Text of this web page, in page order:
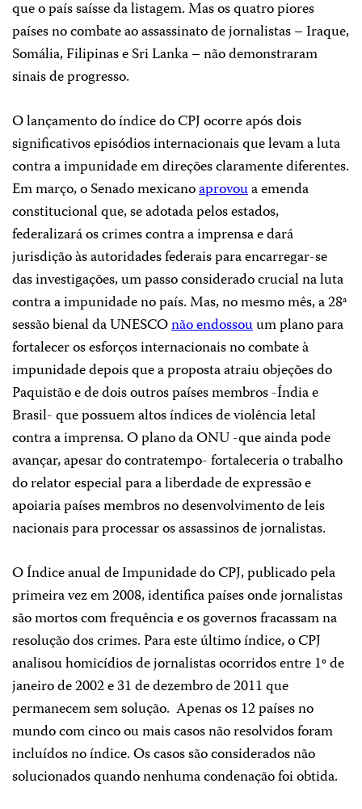
que o país saísse da listagem. Mas os quatro piores
países no combate ao assassinato de jornalistas – Iraque,
Somália, Filipinas e Sri Lanka – não demonstraram
sinais de progresso.
O lançamento do índice do CPJ ocorre após dois
significativos episódios internacionais que levam a luta
contra a impunidade em direções claramente diferentes.
Em março, o Senado mexicanoaprovoua emenda
constitucional que, se adotada pelos estados,
federalizará os crimes contra a imprensa e dará
jurisdição às autoridades federais para encarregar-se
das investigações, um passo considerado crucial na luta
contra a impunidade no país. Mas, no mesmo mês, a 28ª
sessão bienal da UNESCOnão endossouum plano para
fortalecer os esforços internacionais no combate à
impunidade depois que a proposta atraiu objeções do
Paquistão e de dois outros países membros -Índia e
Brasil- que possuem altos índices de violência letal
contra a imprensa. O plano da ONU -que ainda pode
avançar, apesar do contratempo- fortaleceria o trabalho
do relator especial para a liberdade de expressão e
apoiaria países membros no desenvolvimento de leis
nacionais para processar os assassinos de jornalistas.
O Índice anual de Impunidade do CPJ, publicado pela
primeira vez em 2008, identifica países onde jornalistas
são mortos com frequência e os governos fracassam na
resolução dos crimes. Para este último índice, o CPJ
analisou homicídios de jornalistas ocorridos entre 1º de
janeiro de 2002 e 31 de dezembro de 2011 que
permanecem sem solução. Apenas os 12 países no
mundo com cinco ou mais casos não resolvidos foram
incluídos no índice. Os casos são considerados não
solucionados quando nenhuma condenação foi obtida.